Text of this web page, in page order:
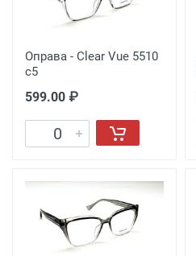
Оправа - Clear Vue 5510
c5
599.00 ₽